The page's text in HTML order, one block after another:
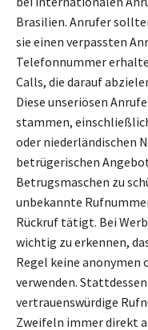
Brasilien. Anrufer
sie einen verpassten
Telefonnummer
Calls, die darauf
Diese unseriösen
stammen,
oder niederländischen
betrügerischen
Betrugsmaschen zu
unbekannte
Rückruf tätigt. Bei
wichtig zu erkennen,
Regel keine anonymen
verwenden.
vertrauenswürdige
Zweifeln immer direkt